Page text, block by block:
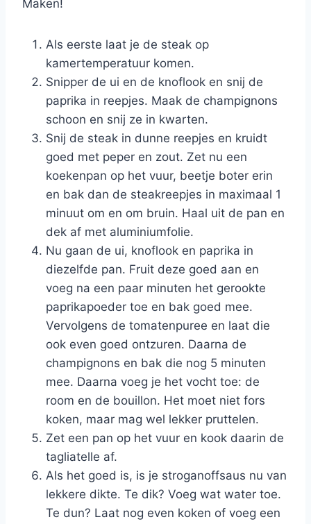
Maken!
Als eerste laat je de steak op
kamertemperatuur komen.
Snipper de ui en de knoflook en snij de
paprika in reepjes. Maak de champignons
schoon en snij ze in kwarten.
Snij de steak in dunne reepjes en kruidt
goed met peper en zout. Zet nu een
koekenpan op het vuur, beetje boter erin
en bak dan de steakreepjes in maximaal 1
minuut om en om bruin. Haal uit de pan en
dek af met aluminiumfolie.
Nu gaan de ui, knoflook en paprika in
diezelfde pan. Fruit deze goed aan en
voeg na een paar minuten het gerookte
paprikapoeder toe en bak goed mee.
Vervolgens de tomatenpuree en laat die
ook even goed ontzuren. Daarna de
champignons en bak die nog 5 minuten
mee. Daarna voeg je het vocht toe: de
room en de bouillon. Het moet niet fors
koken, maar mag wel lekker pruttelen.
Zet een pan op het vuur en kook daarin de
tagliatelle af.
Als het goed is, is je stroganoffsaus nu van
lekkere dikte. Te dik? Voeg wat water toe.
Te dun? Laat nog even koken of voeg een